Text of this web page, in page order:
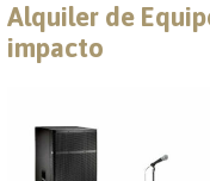
Alquiler de
impacto